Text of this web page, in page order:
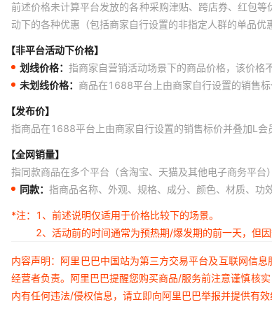
前述价格未计算平台发放的各种采购津贴、跨店券、红包
动下的各种优惠（包括商家自行设置的非指定人群的单品
【非平台活动下价格】
划线价格： 指商家自营销活动场景下的商品价格，该价格
未划线价格： 商品在1688平台上由商家自行设置的销售
【发布价】
指商品在1688平台上由商家自行设置的销售标价并叠加L会
【全网销量】
指同款商品在多个平台（含淘宝、天猫及其他电子商务平台
同款： 指商品名称、外观、规格、成分、颜色、材质、
*注：
1、前述说明仅适用于价格比较下的场景。
2、活动前的时间通常为预热期/爆发期的前一天，但
内容声明：阿里巴巴中国站为第三方交易平台及互联网信
经营者负责。阿里巴巴提醒您购买商品/服务前注意谨慎核
内有任何违法/侵权信息，请立即向阿里巴巴举报并提供有效